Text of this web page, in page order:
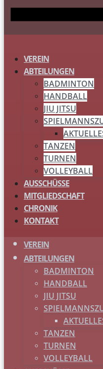
VEREIN
ABTEILUNGEN
BADMINTON
HANDBALL
JIU JITSU
TANZEN
TURNEN
VOLLEYBALL
AUSSCHÜSSE
MITGLIEDSCHAFT
CHRONIK
KONTAKT
VEREIN
ABTEILUNGEN
BADMINTON
HANDBALL
JIU JITSU
TANZEN
TURNEN
VOLLEYBALL